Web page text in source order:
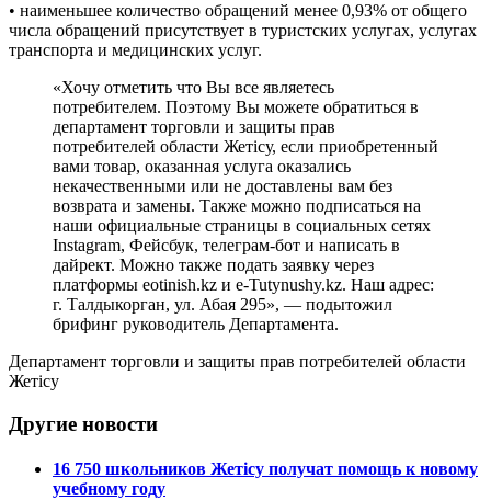
• наименьшее количество обращений менее 0,93% от общего
числа обращений присутствует в туристских услугах, услугах
транспорта и медицинских услуг.
«Хочу отметить что Вы все являетесь
потребителем. Поэтому Вы можете обратиться в
департамент торговли и защиты прав
потребителей области Жетісу, если приобретенный
вами товар, оказанная услуга оказались
некачественными или не доставлены вам без
возврата и замены. Также можно подписаться на
наши официальные страницы в социальных сетях
Instagram, Фейсбук, телеграм-бот и написать в
дайрект. Можно также подать заявку через
платформы eotinish.kz и e-Tutynushy.kz. Наш адрес:
г. Талдыкорган, ул. Абая 295», — подытожил
брифинг руководитель Департамента.
Департамент торговли и защиты прав потребителей области
Жетісу
Другие новости
16 750 школьников Жетісу получат помощь к новому
учебному году